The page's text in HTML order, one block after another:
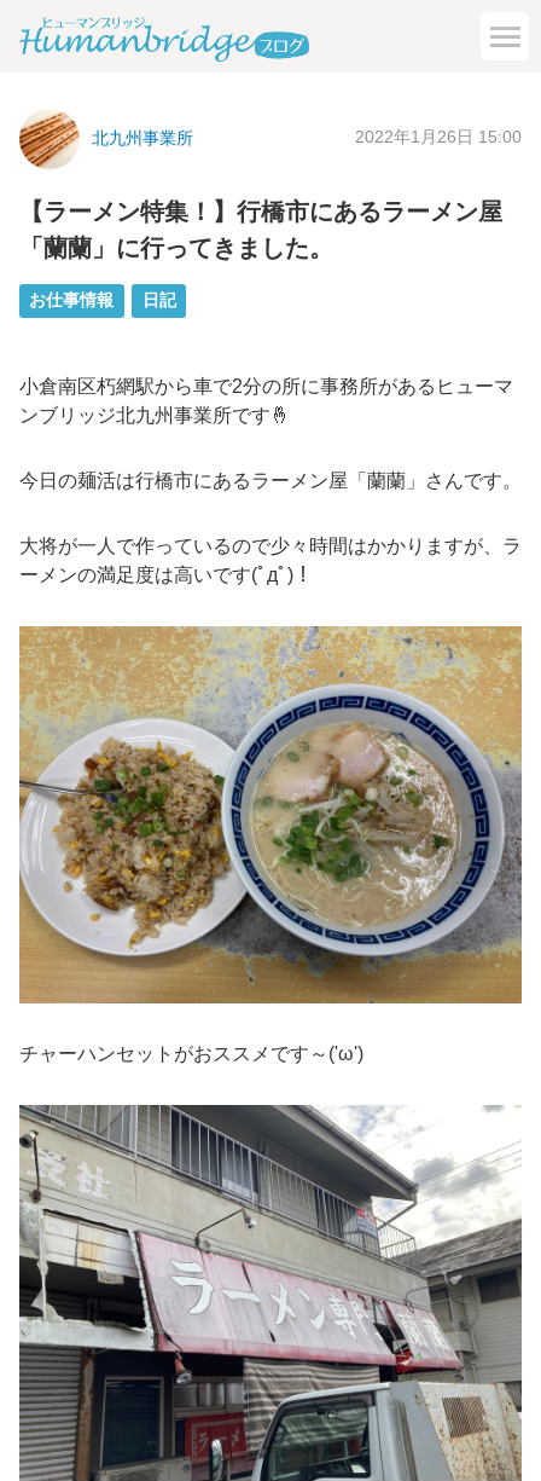
北九州事業所 2022年1月26日 15:00
【ラーメン特集！】行橋市にあるラーメン屋
「蘭蘭」に行ってきました。
お仕事情報 日記
小倉南区朽網駅から車で2分の所に事務所があるヒューマ
ンブリッジ北九州事業所です🤞
今日の麺活は行橋市にあるラーメン屋「 蘭蘭 」さんです。
大将が一人で作っているので少々時間はかかりますが、ラ
ーメンの満足度は高いです(ﾟдﾟ)！
チャーハンセットがおススメです～('ω')